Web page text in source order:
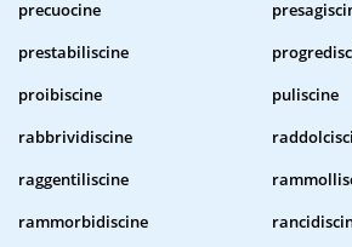
precuocine
prestabiliscine
proibiscine
puliscine
rabbrividiscine
raggentiliscine
rammorbidiscine